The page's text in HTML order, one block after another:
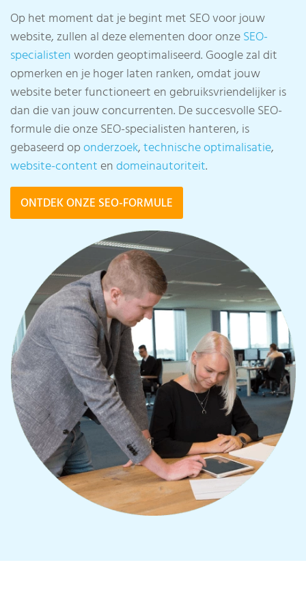
Op het moment dat je begint met SEO voor jouw
website, zullen al deze elementen door onzeSEO-
specialistenworden geoptimaliseerd. Google zal dit
opmerken en je hoger laten ranken, omdat jouw
website beter functioneert en gebruiksvriendelijker is
dan die van jouw concurrenten. De succesvolle SEO-
formule die onze SEO-specialisten hanteren, is
gebaseerd oponderzoek,technische optimalisatie,
website-contentendomeinautoriteit.
ONTDEK ONZE SEO-FORMULE